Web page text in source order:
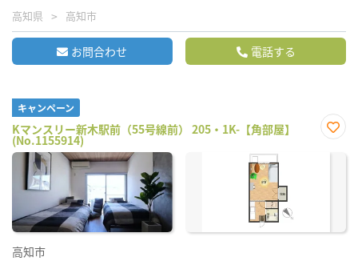
高知県 高知市
お問合わせ 電話する
キャンペーン
Kマンスリー新木駅前（55号線前） 205・1K-【角部屋】
(No.1155914)
に入
高知市